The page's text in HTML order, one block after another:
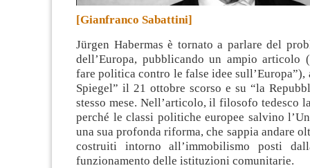
[Gianfranco Sabattini]
Jürgen Habermas è tornato a parlare del
dell’Europa, pubblicando un ampio articolo
fare politica contro le false idee sull’Europa”),
Spiegel” il 21 ottobre scorso e su “la
stesso mese. Nell’articolo, il filosofo tedesco
perché le classi politiche europee salvino
una sua profonda riforma, che sappia andare
costruiti intorno all’immobilismo posti
funzionamento delle istituzioni comunitarie.